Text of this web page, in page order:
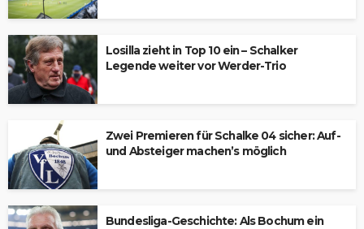
Losilla zieht in Top 10 ein – Schalker
Legende weiter vor Werder-Trio
Zwei Premieren für Schalke 04 sicher: Auf-
und Absteiger machen’s möglich
Bundesliga-Geschichte: Als Bochum ein